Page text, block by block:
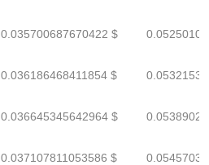
0.035700687670422 $
0.036186468411854 $
0.036645345642964 $
0.037107811053586 $